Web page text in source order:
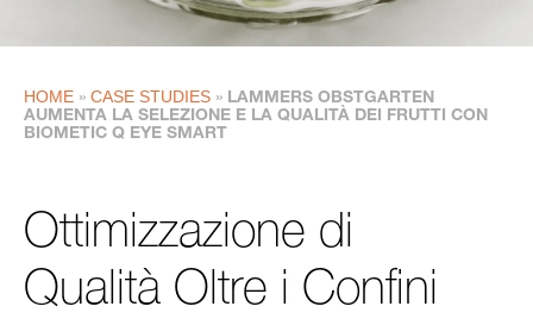
HOME » CASE STUDIES » LAMMERS OBSTGARTEN
AUMENTA LA SELEZIONE E LA QUALITÀ DEI FRUTTI CON
BIOMETIC Q EYE SMART
Ottimizzazione di
Qualità Oltre i Confini